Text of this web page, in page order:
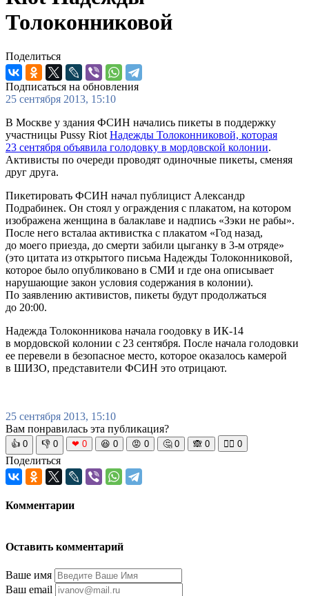
Толоконниковой
Поделиться
Подписаться на обновления
25 сентября 2013, 15:10
В Москве у здания ФСИН начались пикеты в поддержку
участницы Pussy Riot Надежды Толоконниковой, которая
23 сентября объявила голодовку в мордовской колонии.
Активисты по очереди проводят одиночные пикеты, сменяя
друг друга.
Пикетировать ФСИН начал публицист Александр
Подрабинек. Он стоял у ограждения с плакатом, на котором
изображена женщина в балаклаве и надпись «Зэки не рабы».
После него всталаа активистка с плакатом «Год назад,
до моего приезда, до смерти забили цыганку в 3-м отряде»
(это цитата из открытого письма Надежды Толоконниковой,
которое было опубликовано в СМИ и где она описывает
нарушающие закон условия содержания в колонии).
По заявлению активистов, пикеты будут продолжаться
до 20:00.
Надежда Толоконникова начала гоодовку в ИК-14
в мордовской колонии с 23 сентября. После начала голодовки
ее перевели в безопасное место, которое оказалось камерой
в ШИЗО, представители ФСИН это отрицают.
25 сентября 2013, 15:10
Вам понравилась эта публикация?
👍 0 👎 0 ❤ 0 😆 0 😡 0 🤔 0 🙈 0 🧘‍♀️ 0
Поделиться
Комментарии
Оставить комментарий
Ваше имя
Ваш email